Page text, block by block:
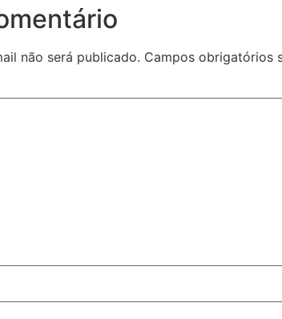
não será publicado. Campos obrigatórios